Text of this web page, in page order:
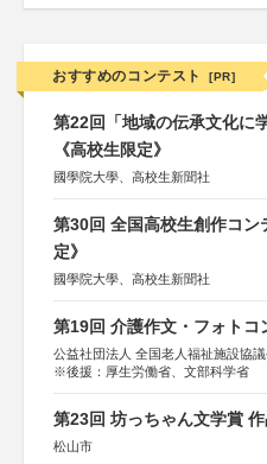
おすすめのコンテスト [PR]
第22回「地域の伝承文化に
《高校生限定》
國學院大學、高校生新聞社
第30回 全国高校生創作コン
定》
國學院大學、高校生新聞社
第19回 介護作文・フォトコ
公益社団法人 全国老人福祉施設協
※後援：厚生労働省、文部科学省
第23回 坊っちゃん文学賞
松山市